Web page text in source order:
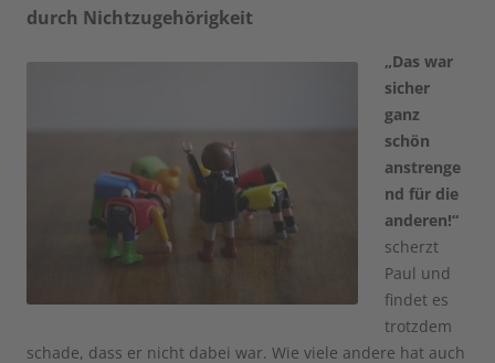
durch Nichtzugehörigkeit
„Das war
sicher
ganz
schön
anstrenge
nd für die
anderen!“
scherzt
Paul und
findet es
trotzdem
schade, dass er nicht dabei war. Wie viele andere hat auch